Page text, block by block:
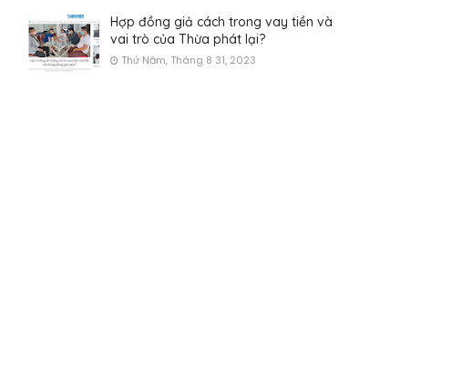
Hợp đồng giả cách trong vay tiền và
vai trò của Thừa phát lại?
Thứ Năm, Tháng 8 31, 2023